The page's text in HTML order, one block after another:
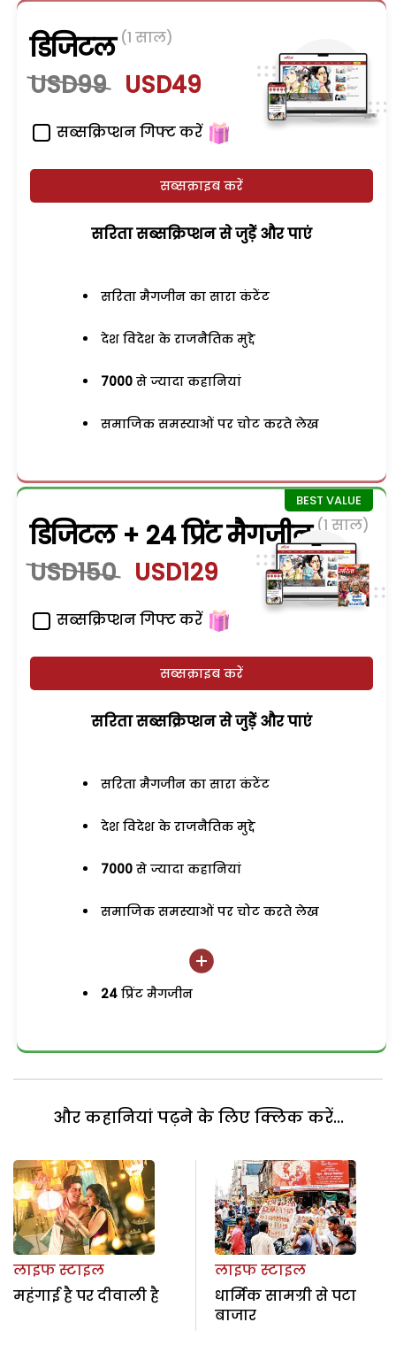
डिजिटल (1 साल)
USD99 USD49
सब्सक्रिप्शन गिफ्ट करें
सब्सक्राइब करें
सरिता सब्सक्रिप्शन से जुड़ेें और पाएं
सरिता मैगजीन का सारा कंटेंट
देश विदेश के राजनैतिक मुद्दे
7000 से ज्यादा कहानियां
समाजिक समस्याओं पर चोट करते लेख
डिजिटल + 24 प्रिंट मैगजीन (1 साल)
USD150 USD129
सब्सक्रिप्शन गिफ्ट करें
सब्सक्राइब करें
सरिता सब्सक्रिप्शन से जुड़ेें और पाएं
सरिता मैगजीन का सारा कंटेंट
देश विदेश के राजनैतिक मुद्दे
7000 से ज्यादा कहानियां
समाजिक समस्याओं पर चोट करते लेख
24 प्रिंट मैगजीन
और कहानियां पढ़ने के लिए क्लिक करें...
लाइफ स्टाइल
महंगाई है पर दीवाली है
लाइफ स्टाइल
धार्मिक सामग्री से पटा
बाजार